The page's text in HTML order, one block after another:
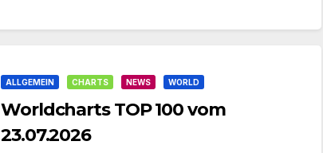
ALLGEMEIN CHARTS NEWS WORLD
Worldcharts TOP 100 vom
23.07.2026